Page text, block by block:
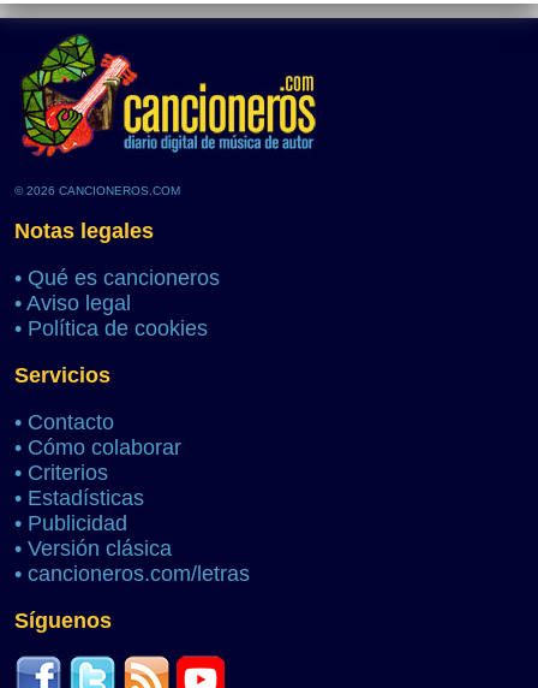
© 2026 CANCIONEROS.COM
Notas legales
• Qué es cancioneros
• Aviso legal
• Política de cookies
Servicios
• Contacto
• Cómo colaborar
• Criterios
• Estadísticas
• Publicidad
• Versión clásica
• cancioneros.com/letras
Síguenos